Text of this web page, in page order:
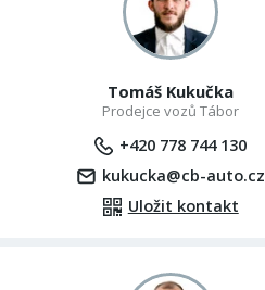
Tomáš Kukučka
Prodejce vozů Tábor
+420 778 744 130
kukucka@cb-auto.cz
Uložit kontakt